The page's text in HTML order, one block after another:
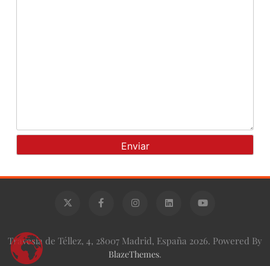
Travesía de Téllez, 4, 28007 Madrid, España 2026. Powered By
BlazeThemes.